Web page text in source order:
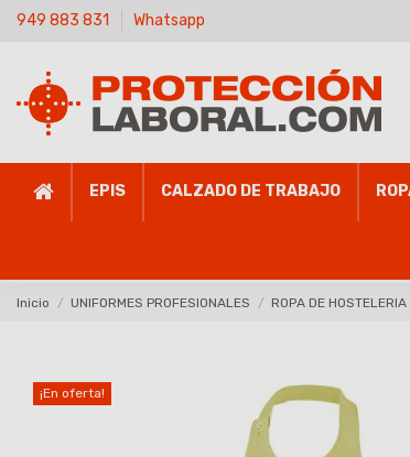
949 883 831 Whatsapp
EPIS CALZADO DE TRABAJO
Inicio UNIFORMES PROFESIONALES ROPA DE HOSTELERIA
¡En oferta!